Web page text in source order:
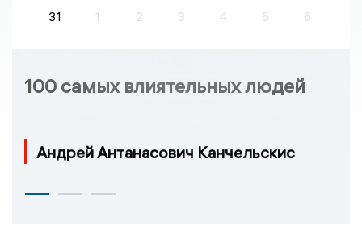
31
1 2 3 4 5 6
100 самых влиятельных людей
Андрей Антанасович Канчельскис